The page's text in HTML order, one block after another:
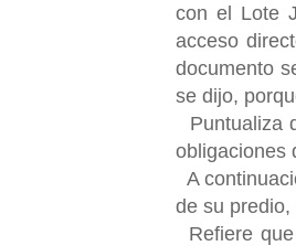
con el Lote
acceso
documento
se dijo,
Puntualiza
obligaciones
A
de su
Refiere